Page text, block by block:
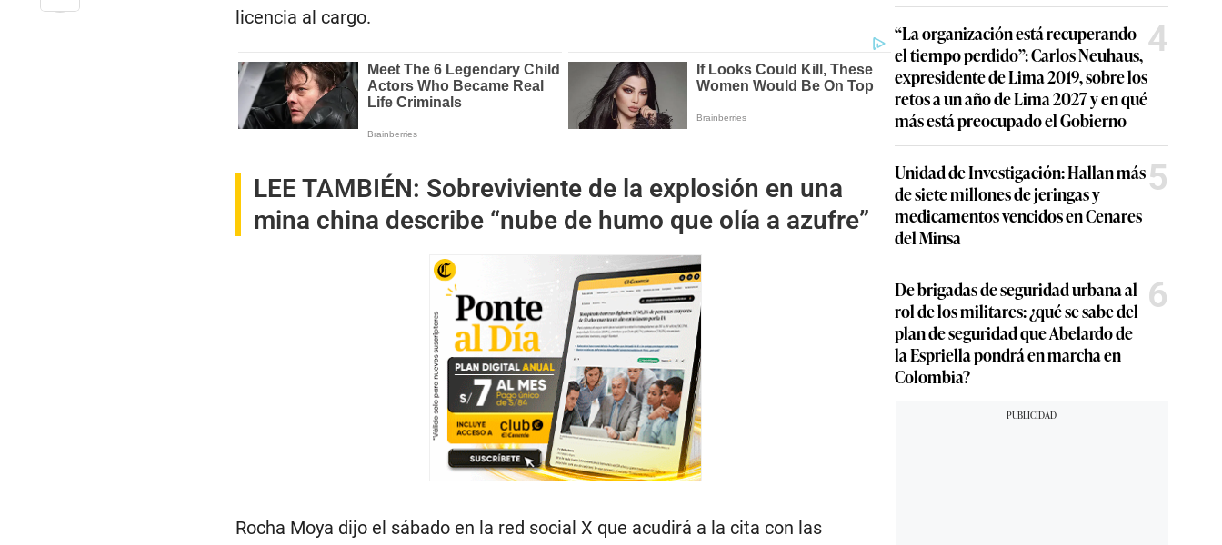
licencia al cargo.
LEE TAMBIÉN: Sobreviviente de la explosión en una
mina china describe “nube de humo que olía a azufre”
Rocha Moya dijo el sábado en la red social X que acudirá a la cita con las
“La organización está recuperando
el tiempo perdido”: Carlos Neuhaus,
expresidente de Lima 2019, sobre los
retos a un año de Lima 2027 y en qué
más está preocupado el Gobierno
4
Unidad de Investigación: Hallan más
de siete millones de jeringas y
medicamentos vencidos en Cenares
del Minsa
5
De brigadas de seguridad urbana al
rol de los militares: ¿qué se sabe del
plan de seguridad que Abelardo de
la Espriella pondrá en marcha en
Colombia?
6